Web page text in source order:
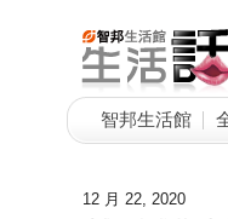
智邦生活館
12 月 22, 2020